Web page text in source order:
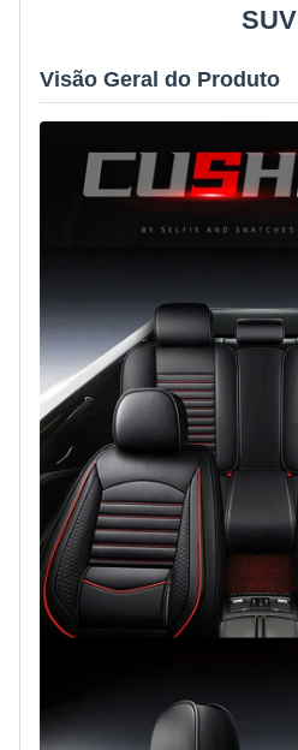
SUV
Visão Geral do Produto